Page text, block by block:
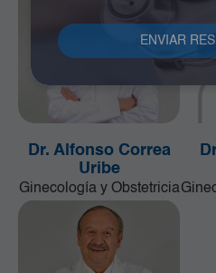
Dr. Alfonso Correa
Uribe
Ginecología y Obstetricia